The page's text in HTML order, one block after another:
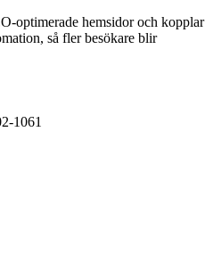
optimerade hemsidor och kopplar
så fler besökare blir
1061